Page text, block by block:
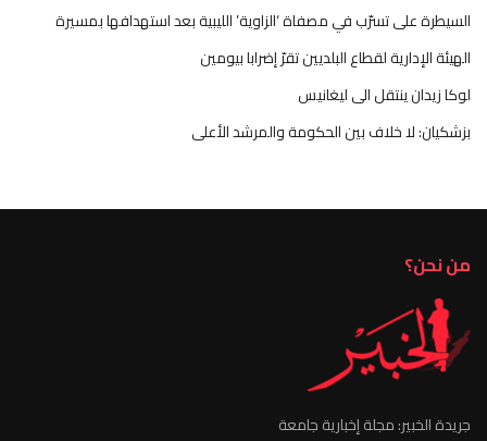
السيطرة على تسرّب في مصفاة ‘الزاوية’ الليبية بعد استهدافها بمسيرة
الهيئة الإدارية لقطاع البلديين تقرّ إضرابا بيومين
لوكا زيدان ينتقل الى ليغانيس
بزشكيان: لا خلاف بين الحكومة والمرشد الأعلى
من نحن؟
جريدة الخبير: مجلة إخبارية جامعة